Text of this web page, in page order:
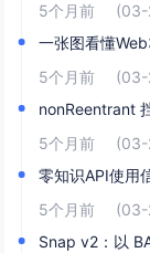
5个月前
(03-
一张图看懂
5个月前
(03-
nonReentrant
5个月前
(03-
零知识API使用
5个月前
(03-
Snap v2：以